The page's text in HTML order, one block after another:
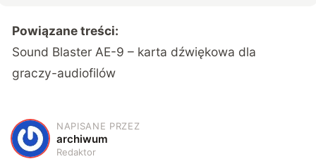
Powiązane treści:
Sound Blaster AE-9 – karta dźwiękowa dla
graczy-audiofilów
A
NAPISANE PRZEZ
archiwum
Redaktor